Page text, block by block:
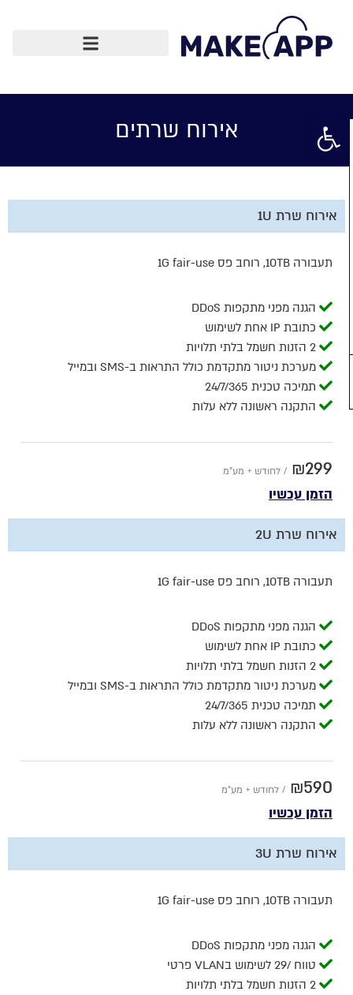
פתח סרגל נגישותאירוח שרתים
אירוח שרת 1U
תעבורה 10TB, רוחב פס 1G fair-use
הגנה מפני מתקפות DDoS
כתובת IP אחת לשימוש
2 הזנות חשמל בלתי תלויות
מערכת ניטור מתקדמת כולל התראות ב-SMS ובמייל
תמיכה טכנית 24/7/365
התקנה ראשונה ללא עלות
₪299 / לחודש + מע"מ
הזמן עכשיו
אירוח שרת 2U
תעבורה 10TB, רוחב פס 1G fair-use
הגנה מפני מתקפות DDoS
כתובת IP אחת לשימוש
2 הזנות חשמל בלתי תלויות
מערכת ניטור מתקדמת כולל התראות ב-SMS ובמייל
תמיכה טכנית 24/7/365
התקנה ראשונה ללא עלות
₪590 / לחודש + מע"מ
הזמן עכשיו
אירוח שרת 3U
תעבורה 10TB, רוחב פס 1G fair-use
הגנה מפני מתקפות DDoS
טווח /29 לשימוש בVLAN פרטי
2 הזנות חשמל בלתי תלויות